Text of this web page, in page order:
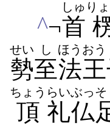
^¬首
しゅ り
勢
せい
至
し
法
ほう
王
おう
頂
ちょう
礼
らい
仏
ぶっそ